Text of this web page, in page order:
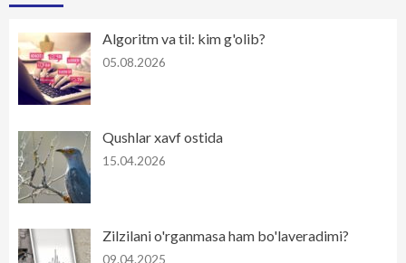
Algoritm va til: kim g'olib?
05.08.2026
Qushlar xavf ostida
15.04.2026
Zilzilani o'rganmasa ham bo'laveradimi?
09.04.2025